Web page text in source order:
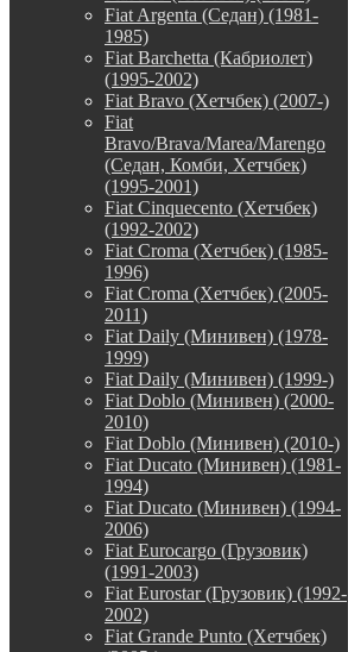
Fiat Argenta (Седан) (1981-
1985)
Fiat Barchetta (Кабриолет)
(1995-2002)
Fiat Bravo (Хетчбек) (2007-)
Fiat
Bravo/Brava/Marea/Marengo
(Седан, Комби, Хетчбек)
(1995-2001)
Fiat Cinquecento (Хетчбек)
(1992-2002)
Fiat Croma (Хетчбек) (1985-
1996)
Fiat Croma (Хетчбек) (2005-
2011)
Fiat Daily (Минивен) (1978-
1999)
Fiat Daily (Минивен) (1999-)
Fiat Doblo (Минивен) (2000-
2010)
Fiat Doblo (Минивен) (2010-)
Fiat Ducato (Минивен) (1981-
1994)
Fiat Ducato (Минивен) (1994-
2006)
Fiat Eurocargo (Грузовик)
(1991-2003)
Fiat Eurostar (Грузовик) (1992-
2002)
Fiat Grande Punto (Хетчбек)